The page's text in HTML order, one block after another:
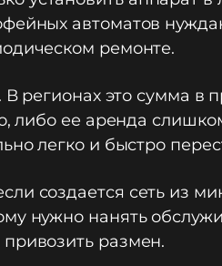
автоматов
ремонте.
регионах это сумма в
либо ее аренда
легко и быстро
создается сеть из
нужно нанять
размен.